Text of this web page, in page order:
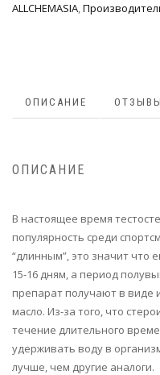
ALLCHEMASIA,
ОПИСАНИЕ
ОПИСАНИЕ
В настоящее время
популярность среди
“длинным”, это значит что
15-16 дням, а период
препарат получают в виде
масло. Из-за того, что
течение длительного
удерживать воду в
лучше, чем другие аналоги.